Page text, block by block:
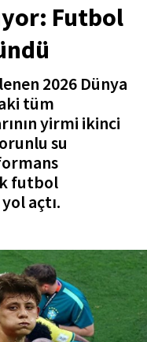
Futbol
2026 Dünya
tüm
yirmi ikinci
su
futbol
açtı.